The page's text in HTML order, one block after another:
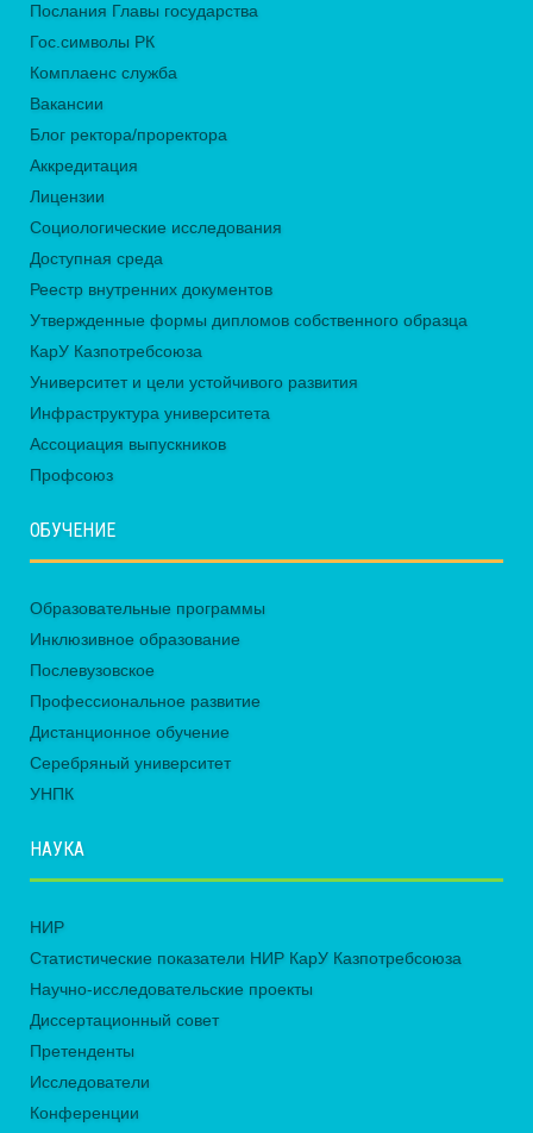
Послания Главы государства
Гос.символы РК
Комплаенс служба
Вакансии
Блог ректора/проректора
Аккредитация
Лицензии
Социологические исследования
Доступная среда
Реестр внутренних документов
Утвержденные формы дипломов собственного образца
КарУ Казпотребсоюза
Университет и цели устойчивого развития
Инфраструктура университета
Ассоциация выпускников
Профсоюз
ОБУЧЕНИЕ
Образовательные программы
Инклюзивное образование
Послевузовское
Профессиональное развитие
Дистанционное обучение
Серебряный университет
УНПК
НАУКА
НИР
Статистические показатели НИР КарУ Казпотребсоюза
Научно-исследовательские проекты
Диссертационный совет
Претенденты
Исследователи
Конференции